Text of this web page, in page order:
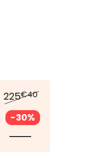
225€40
-30%